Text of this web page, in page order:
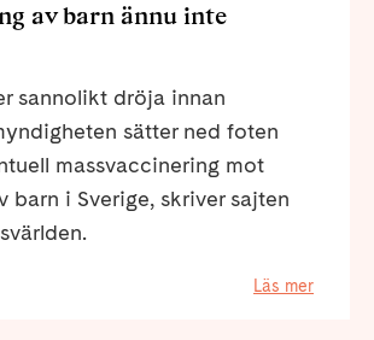
av barn ännu inte
sannolikt dröja innan
sätter ned foten
massvaccinering mot
barn i Sverige, skriver sajten
Läs mer